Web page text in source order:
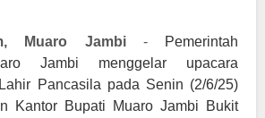
Muaro Jambi -
Pemerintah
Jambi menggelar upacara
Pancasila pada Senin (2/6/25)
Kantor Bupati Muaro Jambi Bukit